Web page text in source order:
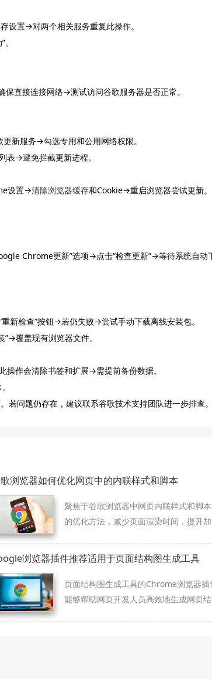
设置→对两个相关服务重复此操作。
直接连接网络→测试访问谷歌服务器是否正常。
新服务→勾选专用和公用网络权限。
表→避免拦截更新进程。
设置→清除浏览器缓存和Cookie→重启浏览器尝试更新。
Chrome更新”选项→点击“检查更新”→等待系统自动
检查”按钮→若仍失败→尝试手动下载离线安装包。
覆盖现有浏览器文件。
作会清除书签和扩展→需提前备份数据。
若问题仍存在，建议联系谷歌技术支持团队进一步排查
浏览器如何优化网页中的内联样式和脚本
聚焦于谷歌浏览器中网页内联样式和脚本
的优化方法，减少页面渲染时间，提升加
浏览器插件推荐适用于页面结构图生成工具
页面结构图生成工具的Chrome浏览器插
能够帮助网页开发人员高效地生成网页结